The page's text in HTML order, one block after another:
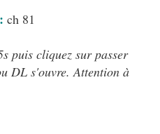
ch 81
puis cliquez sur passer
DL s'ouvre. Attention à